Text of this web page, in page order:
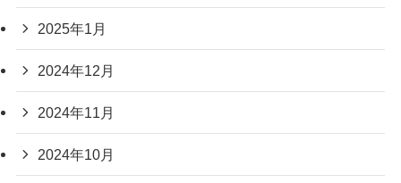
2025年1月
2024年12月
2024年11月
2024年10月